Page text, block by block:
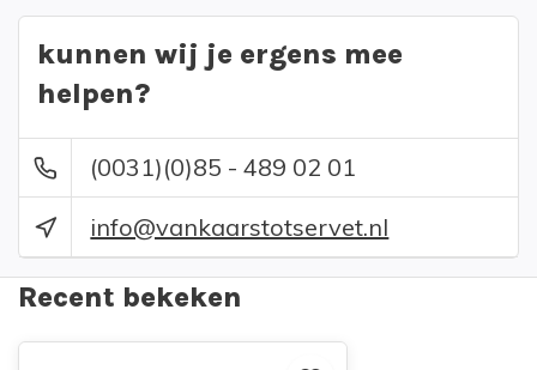
kunnen wij je ergens mee
helpen?
(0031)(0)85 - 489 02 01
info@vankaarstotservet.nl
Recent bekeken